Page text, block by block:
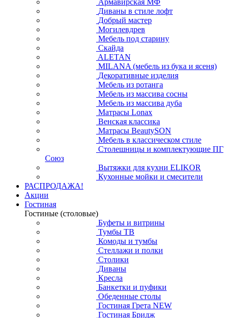
Диваны в стиле лофт
Добрый мастер
Могилевдрев
Мебель под старину
Скайда
ALETAN
MILANA (мебель из бука и ясеня)
Декоративные изделия
Мебель из ротанга
Мебель из массива сосны
Мебель из массива дуба
Матрасы Lonax
Венская классика
Матрасы BeautySON
Мебель в классическом стиле
Столешницы и комплектующие ПГ
Союз
Вытяжки для кухни ELIKOR
Кухонные мойки и смесители
РАСПРОДАЖА!
Акции
Гостиная
Гостиные (столовые)
Буфеты и витрины
Тумбы ТВ
Комоды и тумбы
Стеллажи и полки
Столики
Диваны
Кресла
Банкетки и пуфики
Обеденные столы
Гостиная Грета NEW
Гостиная Бридж